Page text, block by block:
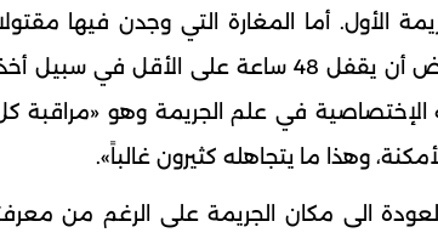
الأول. أما المغارة التي وجدن فيها
وهناك أيضاً مسرح منزل القاتل الذي يفترض أن يقفل 48
الإختصاصية في علم الجريمة وهو «مراقبة
وهذا ما يتجاهله كثيرون غالباً».
الى مكان الجريمة على الرغم من